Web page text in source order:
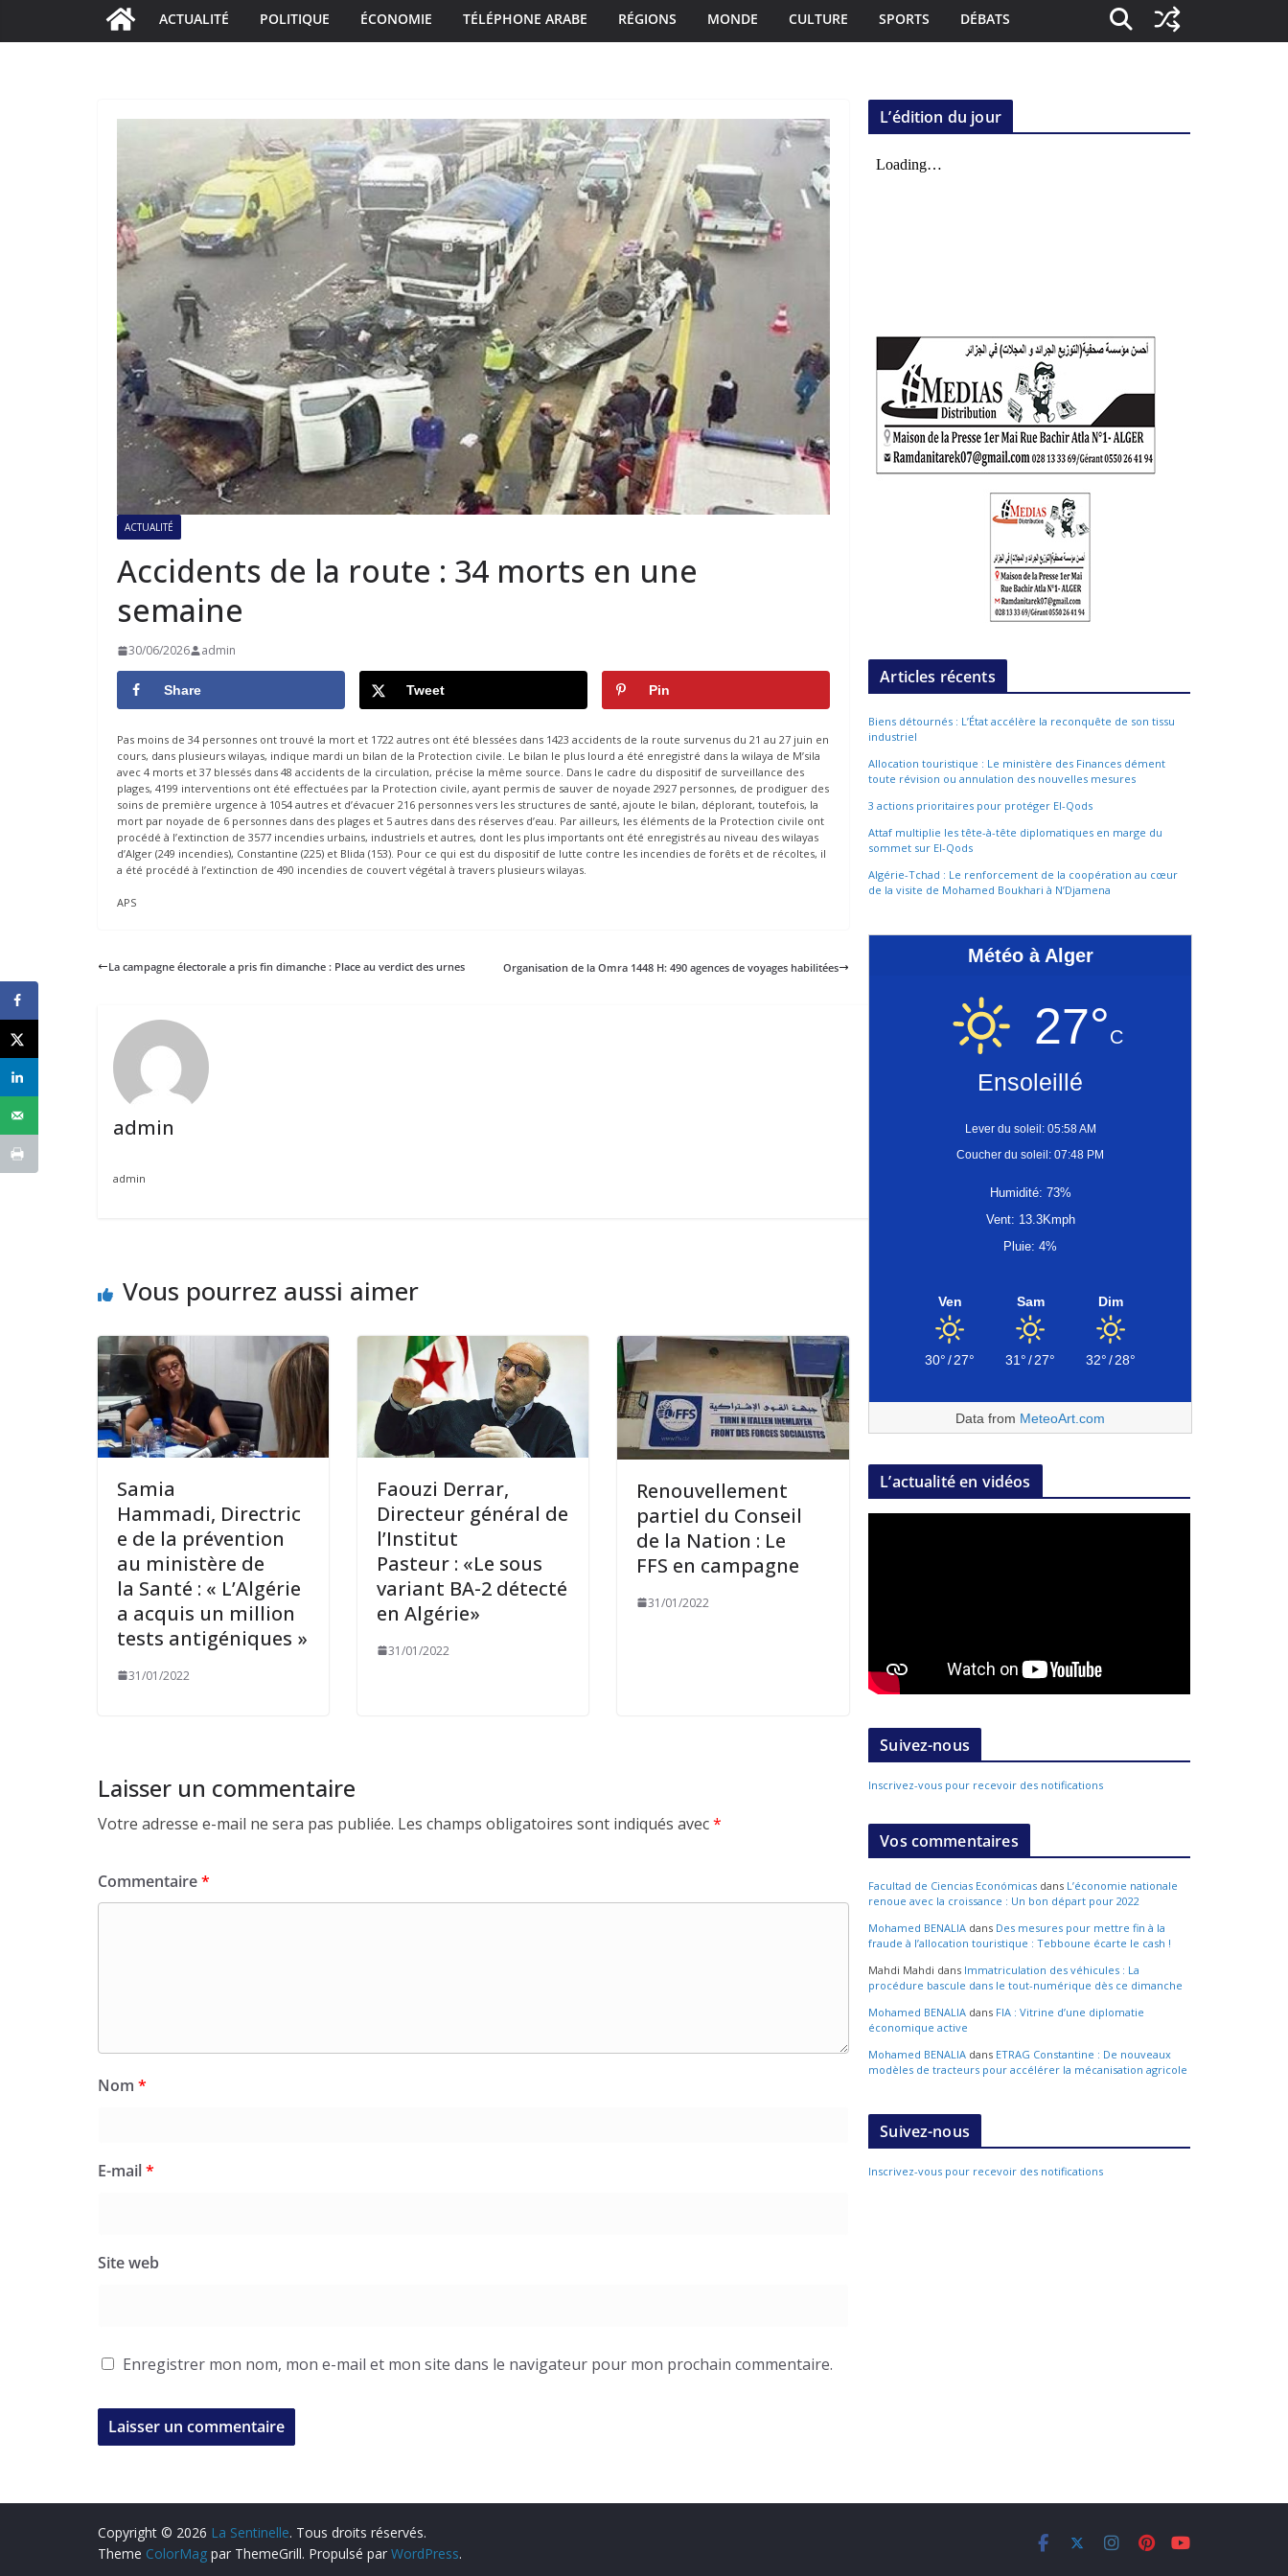
ACTUALITÉ POLITIQUE ÉCONOMIE TÉLÉPHONE ARABE RÉGIONS MONDE CULTURE SPORTS DÉBATS
ACTUALITÉ
Accidents de la route : 34 morts en une
semaine
30/06/2026 admin
Share Tweet Pin
Pas moins de 34 personnes ont trouvé la mort et 1722 autres ont été blessées dans 1423 accidents de la route survenus du 21 au 27 juin en
cours, dans plusieurs wilayas, indique mardi un bilan de la Protection civile. Le bilan le plus lourd a été enregistré dans la wilaya de M’sila
avec 4 morts et 37 blessés dans 48 accidents de la circulation, précise la même source. Dans le cadre du dispositif de surveillance des
plages, 4199 interventions ont été effectuées par la Protection civile, ayant permis de sauver de noyade 2927 personnes, de prodiguer des
soins de première urgence à 1054 autres et d’évacuer 216 personnes vers les structures de santé, ajoute le bilan, déplorant, toutefois, la
mort par noyade de 6 personnes dans des plages et 5 autres dans des réserves d’eau. Par ailleurs, les éléments de la Protection civile ont
procédé à l’extinction de 3577 incendies urbains, industriels et autres, dont les plus importants ont été enregistrés au niveau des wilayas
d’Alger (249 incendies), Constantine (225) et Blida (153). Pour ce qui est du dispositif de lutte contre les incendies de forêts et de récoltes, il
a été procédé à l’extinction de 490 incendies de couvert végétal à travers plusieurs wilayas.
APS
La campagne électorale a pris fin dimanche : Place au verdict des urnes Organisation de la Omra 1448 H: 490 agences de voyages habilitées
admin
admin
Vous pourrez aussi aimer
Samia
Hammadi, Directric
e de la prévention
au ministère de
la Santé : « L’Algérie
a acquis un million
tests antigéniques »
31/01/2022
Faouzi Derrar,
Directeur général de
l’Institut
Pasteur : «Le sous
variant BA-2 détecté
en Algérie»
31/01/2022
Renouvellement
partiel du Conseil
de la Nation : Le
FFS en campagne
31/01/2022
Laisser un commentaire
Votre adresse e-mail ne sera pas publiée. Les champs obligatoires sont indiqués avec*
Commentaire*
Nom *
E-mail*
Site web
Enregistrer mon nom, mon e-mail et mon site dans le navigateur pour mon prochain commentaire.
L’édition du jour
Articles récents
Biens détournés : L’État accélère la reconquête de son tissu
industriel
Allocation touristique : Le ministère des Finances dément
toute révision ou annulation des nouvelles mesures
3 actions prioritaires pour protéger El-Qods
Attaf multiplie les tête-à-tête diplomatiques en marge du
sommet sur El-Qods
Algérie-Tchad : Le renforcement de la coopération au cœur
de la visite de Mohamed Boukhari à N’Djamena
Météo à Alger
27°C
Ensoleillé
Lever du soleil: 05:58 AM
Coucher du soleil: 07:48 PM
Humidité: 73%
Vent: 13.3Kmph
Pluie: 4%
Ven
30°/27°
Sam
31°/27°
Dim
32°/28°
Data from MeteoArt.com
L’actualité en vidéos
Suivez-nous
Inscrivez-vous pour recevoir des notifications
Vos commentaires
Facultad de Ciencias Económicas dans L’économie nationale
renoue avec la croissance : Un bon départ pour 2022
Mohamed BENALIA dans Des mesures pour mettre fin à la
fraude à l’allocation touristique : Tebboune écarte le cash !
Mahdi Mahdi dans Immatriculation des véhicules : La
procédure bascule dans le tout-numérique dès ce dimanche
Mohamed BENALIA dans FIA : Vitrine d’une diplomatie
économique active
Mohamed BENALIA dans ETRAG Constantine : De nouveaux
modèles de tracteurs pour accélérer la mécanisation agricole
Suivez-nous
Inscrivez-vous pour recevoir des notifications
Copyright © 2026 La Sentinelle. Tous droits réservés.
Theme ColorMag par ThemeGrill. Propulsé par WordPress.